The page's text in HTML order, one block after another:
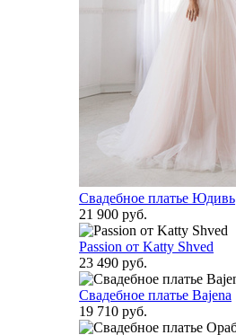
Свадебное платье Юдивь
21 900 руб.
Passion от Katty Shved
23 490 руб.
Свадебное платье Bajena
19 710 руб.